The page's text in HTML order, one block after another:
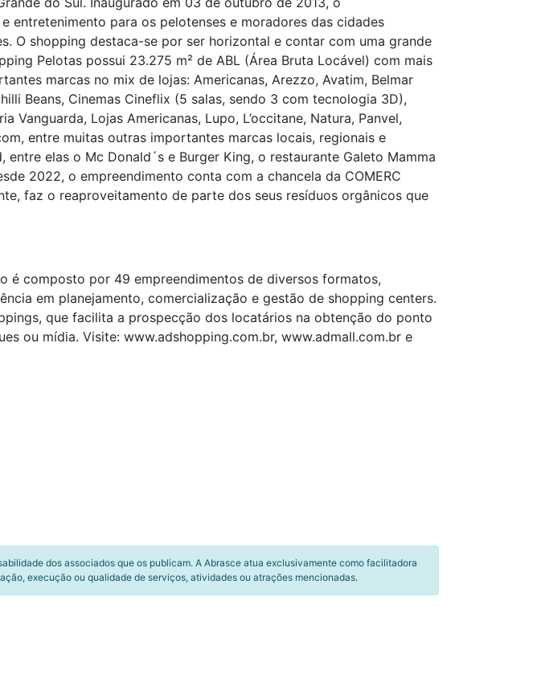
entretenimento para os pelotenses e moradores das cidades
O shopping destaca-se por ser horizontal e contar com uma grande
Pelotas possui 23.275 m² de ABL (Área Bruta Locável) com mais
marcas no mix de lojas: Americanas, Arezzo, Avatim, Belmar
Beans, Cinemas Cineflix (5 salas, sendo 3 com tecnologia 3D),
Vanguarda, Lojas Americanas, Lupo, L’occitane, Natura, Panvel,
entre muitas outras importantes marcas locais, regionais e
elas o Mc Donald´s e Burger King, o restaurante Galeto Mamma
2022, o empreendimento conta com a chancela da COMERC
faz o reaproveitamento de parte dos seus resíduos orgânicos que
é composto por 49 empreendimentos de diversos formatos,
em planejamento, comercialização e gestão de shopping centers.
que facilita a prospecção dos locatários na obtenção do ponto
ou mídia. Visite: www.adshopping.com.br, www.admall.com.br e
dos associados que os publicam. A Abrasce atua exclusivamente como facilitadora
execução ou qualidade de serviços, atividades ou atrações mencionadas.